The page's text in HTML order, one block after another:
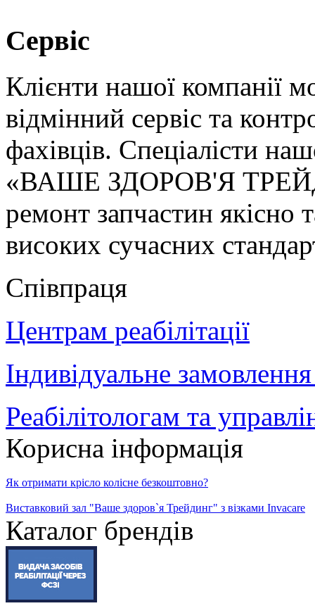
Сервіс
Клієнти нашої компанії
відмінний сервіс та
фахівців. Спеціалісти
«ВАШЕ ЗДОРОВ'Я
ремонт запчастин якісно
високих сучасних
Співпраця
Центрам реабілітації
Індивідуальне
Реабілітологам та
Корисна інформація
Як отримати крісло колісне безкоштовно?
Виставковий зал "Ваше здоров`я Трейдинг" з візками Invacare
Каталог брендів